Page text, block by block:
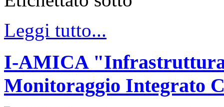
Leggi tutto...
I-AMICA "Infrastruttura
Monitoraggio Integrato